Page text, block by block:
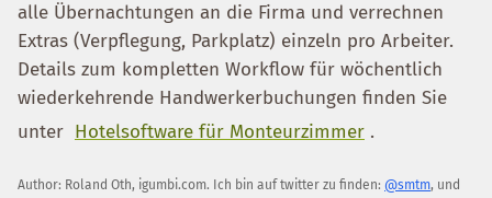
alle Übernachtungen an die Firma und verrechnen
Extras (Verpflegung, Parkplatz) einzeln pro Arbeiter.
Details zum kompletten Workflow für wöchentlich
wiederkehrende Handwerkerbuchungen finden Sie
unter Hotelsoftware für Monteurzimmer .
Author: Roland Oth, igumbi.com. Ich bin auf twitter zu finden: @smtm, und